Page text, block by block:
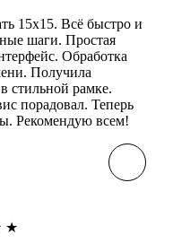
15х15. Всё быстро и
шаги. Простая
Обработка
Получила
стильной рамке.
порадовал. Теперь
Рекомендую всем!
★